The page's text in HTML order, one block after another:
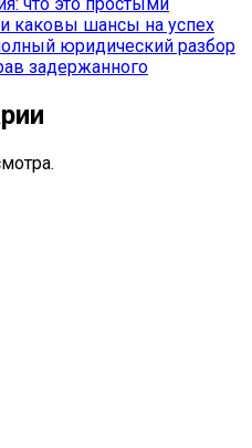
что это простыми
каковы шансы на успех
юридический разбор
задержанного